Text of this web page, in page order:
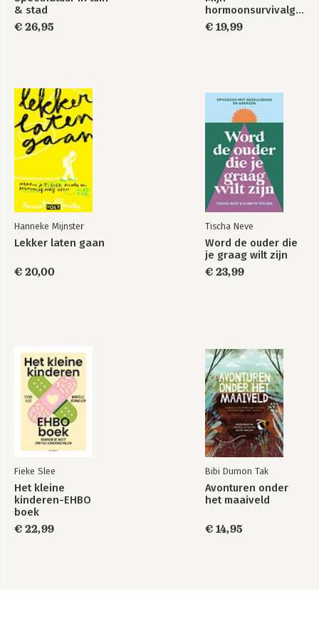
& stad
€ 26,95
hormoonsurvivalgids
€ 19,99
Hanneke Mijnster
Lekker laten gaan
€ 20,00
Tischa Neve
Word de ouder die
je graag wilt zijn
€ 23,99
Fieke Slee
Het kleine
kinderen-EHBO
boek
€ 22,99
Bibi Dumon Tak
Avonturen onder
het maaiveld
€ 14,95